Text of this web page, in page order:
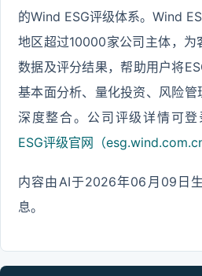
的Wind ESG评级体系。Wind
地区超过10000家公司主体，为
数据及评分结果，帮助用户将
基本面分析、量化投资、风险
深度整合。公司评级详情可
ESG评级官网（esg.wind.com.cn
内容由AI于2026年06月09日
息。